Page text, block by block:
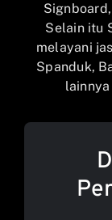
Selain itu
melayani
Spanduk,